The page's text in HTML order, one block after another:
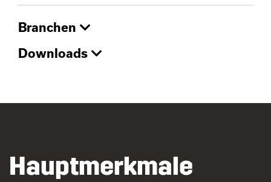
Branchen
Downloads
Hauptmerkmale